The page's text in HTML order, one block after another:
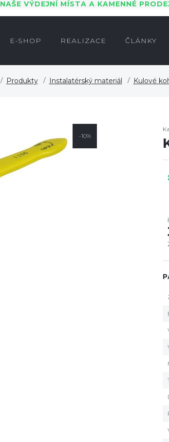
NAŠE VÝDEJNÍ MÍSTA A KAMENNÉ
E-SHOP REALIZACE ČLÁNKY
Produkty Instalatérský materiál Kulové
-10%